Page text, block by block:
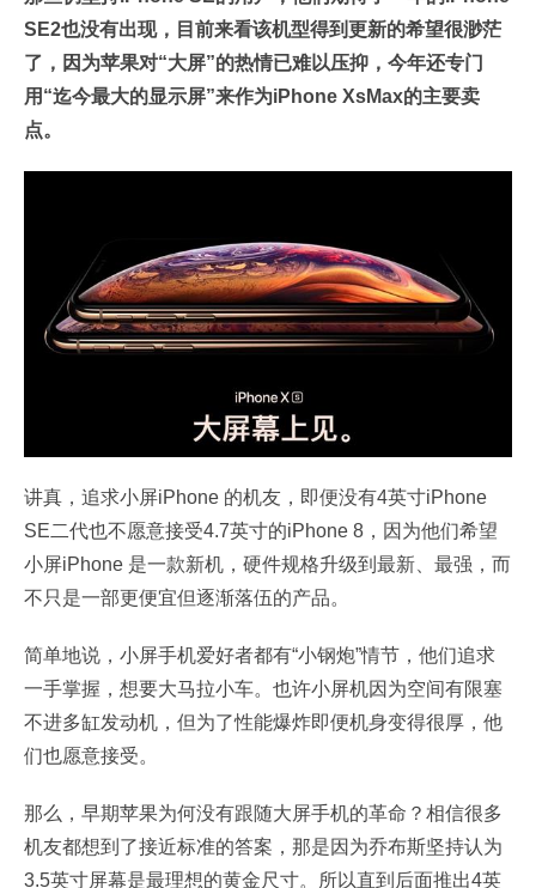
SE2也没有出现，目前来看该机型得到更新的希望很渺茫
了，因为苹果对“大屏”的热情已难以压抑，今年还专门
用“迄今最大的显示屏”来作为iPhone XsMax的主要卖
点。
讲真，追求小屏iPhone 的机友，即便没有4英寸iPhone
SE二代也不愿意接受4.7英寸的iPhone 8，因为他们希望
小屏iPhone 是一款新机，硬件规格升级到最新、最强，而
不只是一部更便宜但逐渐落伍的产品。
简单地说，小屏手机爱好者都有“小钢炮”情节，他们追求
一手掌握，想要大马拉小车。也许小屏机因为空间有限塞
不进多缸发动机，但为了性能爆炸即便机身变得很厚，他
们也愿意接受。
那么，早期苹果为何没有跟随大屏手机的革命？相信很多
机友都想到了接近标准的答案，那是因为乔布斯坚持认为
3.5英寸屏幕是最理想的黄金尺寸。所以直到后面推出4英